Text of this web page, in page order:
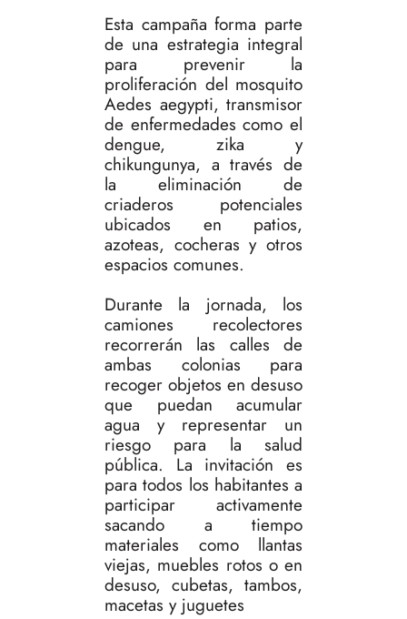
Esta campaña forma parte
de una estrategia integral
para prevenir la
proliferación del mosquito
Aedes aegypti, transmisor
de enfermedades como el
dengue, zika y
chikungunya, a través de
la eliminación de
criaderos potenciales
ubicados en patios,
azoteas, cocheras y otros
espacios comunes.
Durante la jornada, los
camiones recolectores
recorrerán las calles de
ambas colonias para
recoger objetos en desuso
que puedan acumular
agua y representar un
riesgo para la salud
pública. La invitación es
para todos los habitantes a
participar activamente
sacando a tiempo
materiales como llantas
viejas, muebles rotos o en
desuso, cubetas, tambos,
macetas y juguetes